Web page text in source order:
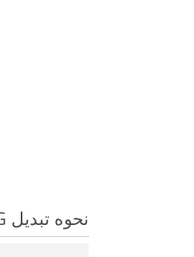
نحوه تبدیل OTP to JPEG در C++: مثال کد گام به گام